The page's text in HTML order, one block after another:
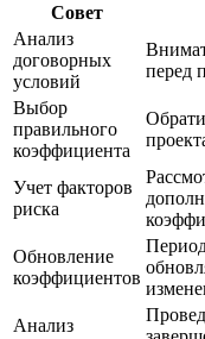
Совет
Анализ
договорных
условий
перед
Выбор
правильного
коэффициента
Учет факторов
риска
Обновление
коэффициентов
Анализ